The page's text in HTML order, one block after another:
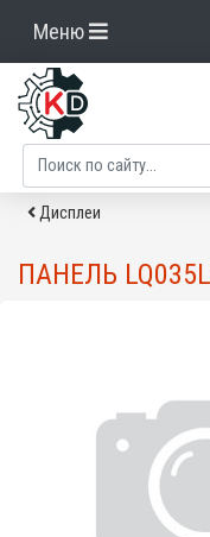
Меню
Дисплеи
ПАНЕЛЬ